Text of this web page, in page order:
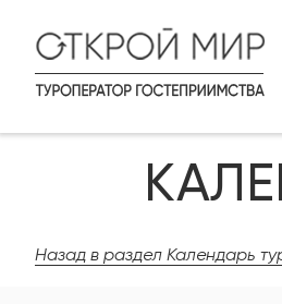
Назад в раздел Календарь